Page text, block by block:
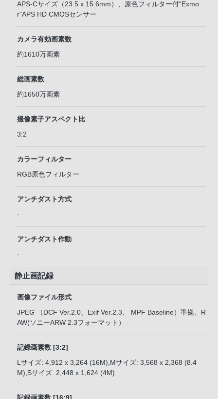
APS-Cサイズ（23.5 x 15.6mm）、原色フィルター付"Exmo
r"APS HD CMOSセンサー
カメラ有効画素数
約1610万画素
総画素数
約1650万画素
撮像素子アスペクト比
3:2
カラーフィルター
RGB原色フィルター
アンチダスト方式
-
アンチダスト作動
-
静止画記録
画像ファイル形式
JPEG （DCF Ver.2.0、Exif Ver.2.3、 MPF Baseline）準拠、R
AW(ソニーARW 2.3フォーマット）
記録画素数 [3:2]
Lサイズ: 4,912 x 3,264 (16M),Mサイズ: 3,568 x 2,368 (8.4
M),Sサイズ: 2,448 x 1,624 (4M)